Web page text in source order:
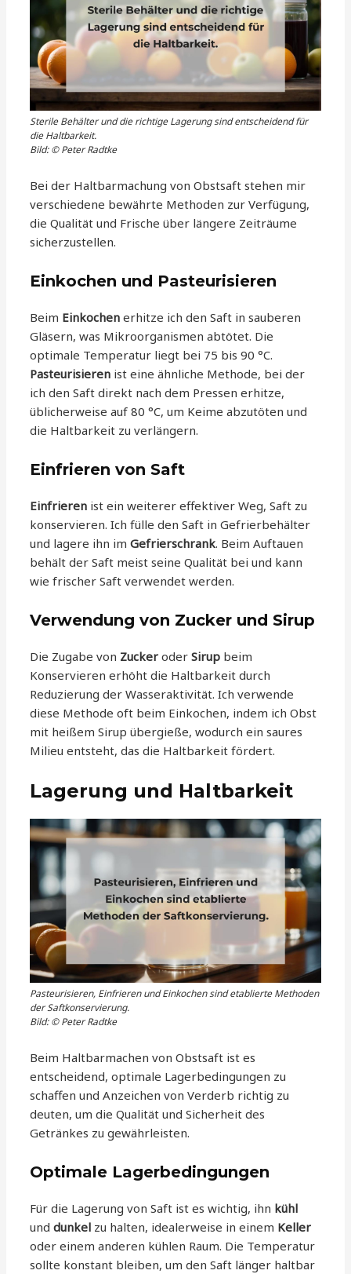
Sterile Behälter und die richtige Lagerung sind entscheidend für
die Haltbarkeit.
Bild: © Peter Radtke
Bei der Haltbarmachung von Obstsaft stehen mir
verschiedene bewährte Methoden zur Verfügung,
die Qualität und Frische über längere Zeiträume
sicherzustellen.
Einkochen und Pasteurisieren
Beim Einkochen erhitze ich den Saft in sauberen
Gläsern, was Mikroorganismen abtötet. Die
optimale Temperatur liegt bei 75 bis 90 °C.
Pasteurisieren ist eine ähnliche Methode, bei der
ich den Saft direkt nach dem Pressen erhitze,
üblicherweise auf 80 °C, um Keime abzutöten und
die Haltbarkeit zu verlängern.
Einfrieren von Saft
Einfrieren ist ein weiterer effektiver Weg, Saft zu
konservieren. Ich fülle den Saft in Gefrierbehälter
und lagere ihn imGefrierschrank. Beim Auftauen
behält der Saft meist seine Qualität bei und kann
wie frischer Saft verwendet werden.
Verwendung von Zucker und Sirup
Die Zugabe von Zucker oderSirup beim
Konservieren erhöht die Haltbarkeit durch
Reduzierung der Wasseraktivität. Ich verwende
diese Methode oft beim Einkochen, indem ich Obst
mit heißem Sirup übergieße, wodurch ein saures
Milieu entsteht, das die Haltbarkeit fördert.
Lagerung und Haltbarkeit
Pasteurisieren, Einfrieren und Einkochen sind etablierte Methoden
der Saftkonservierung.
Bild: © Peter Radtke
Beim Haltbarmachen von Obstsaft ist es
entscheidend, optimale Lagerbedingungen zu
schaffen und Anzeichen von Verderb richtig zu
deuten, um die Qualität und Sicherheit des
Getränkes zu gewährleisten.
Optimale Lagerbedingungen
Für die Lagerung von Saft ist es wichtig, ihn kühl
unddunkel zu halten, idealerweise in einem Keller
oder einem anderen kühlen Raum. Die Temperatur
sollte konstant bleiben, um den Saft länger haltbar